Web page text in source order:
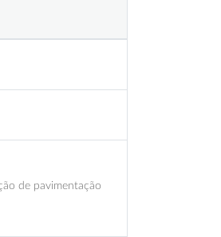
de pavimentação